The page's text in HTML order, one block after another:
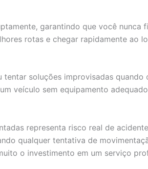
garantindo que você nunca
rotas e chegar rapidamente ao
soluções improvisadas
veículo sem equipamento
representa risco real de
qualquer tentativa de
o investimento em um serviço